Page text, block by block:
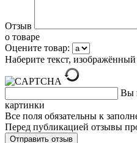
Отзыв
о товаре
Оцените товар:
Наберите текст,
Вы
картинки
Все поля обязательны к
Перед публикацией отзывы